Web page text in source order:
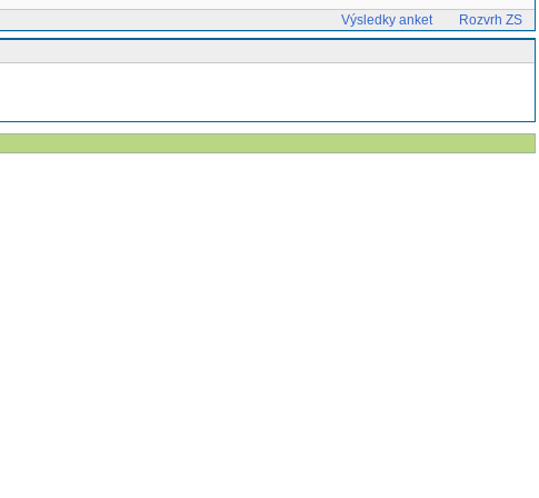
Výsledky anket
Rozvrh ZS